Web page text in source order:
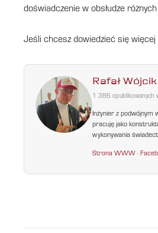
doświadczenie w obsłudze
Jeśli chcesz dowiedzieć się więcej
Rafał Wójcik
1 386 opublikowanych
Inżynier z podwójnym
pracuję jako
wykonywania
Strona WWW ·